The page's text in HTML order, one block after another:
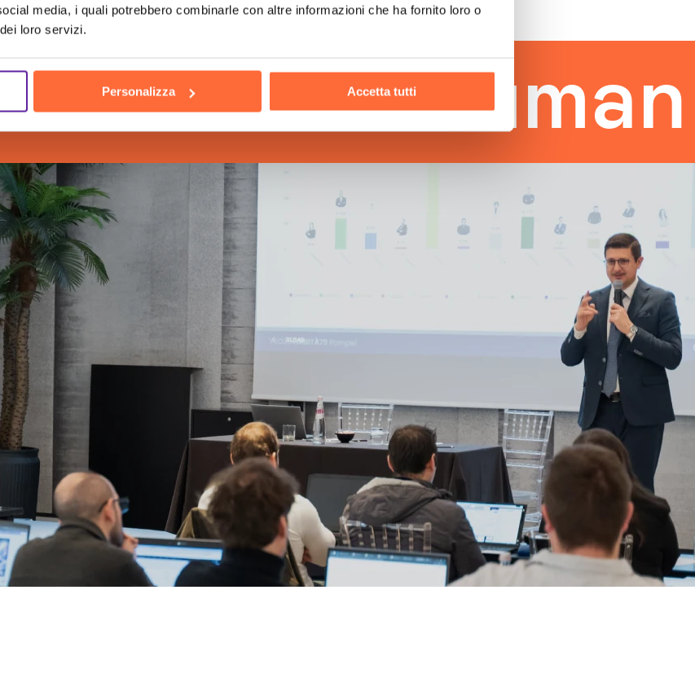
media, i quali potrebbero combinarle con altre informazioni che ha fornito loro o
loro servizi.
Personalizza Accetta tutti
the human